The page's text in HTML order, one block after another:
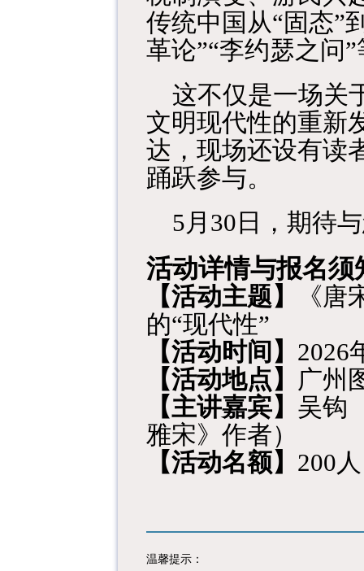
传统中国从“固态”
革论”“李约瑟之问
这不仅是一场关
文明现代性的重新
达，现场还设有读
踊跃参与。
5月30日， 期待
活动详情与报名须
【活动主题】 《唐
的“现代性”
【活动时间】 2026
【活动地点】 广州
【主讲嘉宾】 吴钩
雅宋》作者）
【活动名额】 200 人
温馨提示：